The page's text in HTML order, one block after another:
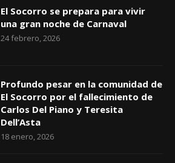
El Socorro se prepara para vivir
una gran noche de Carnaval
24 febrero, 2026
Profundo pesar en la comunidad de
El Socorro por el fallecimiento de
Carlos Del Piano y Teresita
Dell’Asta
18 enero, 2026